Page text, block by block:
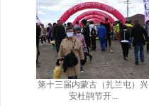
第十三届内蒙古（扎兰屯）兴
安杜鹃节开...